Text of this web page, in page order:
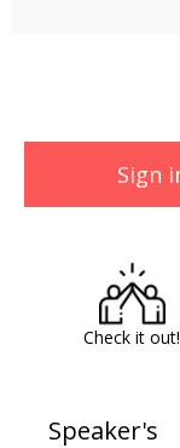
Check it out!
Sign
Speaker's